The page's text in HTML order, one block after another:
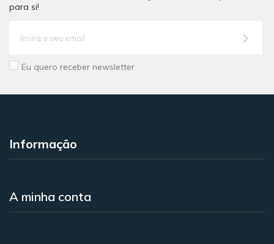
para si!
Eu quero receber newsletter
Informação
A minha conta